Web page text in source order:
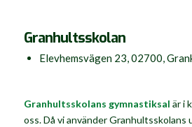
Granhultsskolan
Elevhemsvägen 23, 02700,
Granhultsskolans gymnastiksal är i
oss. Då vi använder Granhultsskolans